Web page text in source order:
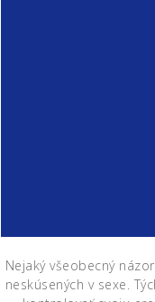
Nejaký všeobecný
neskúsených v sexe.